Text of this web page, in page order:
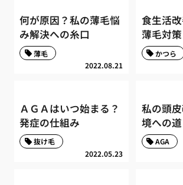
何が原因？私の薄毛悩
み解決への糸口
2022.08.21
薄毛
食生活
薄毛対策
かつら
ＡＧＡはいつ始まる？
発症の仕組み
2022.05.23
抜け毛
私の頭
境への道
AGA